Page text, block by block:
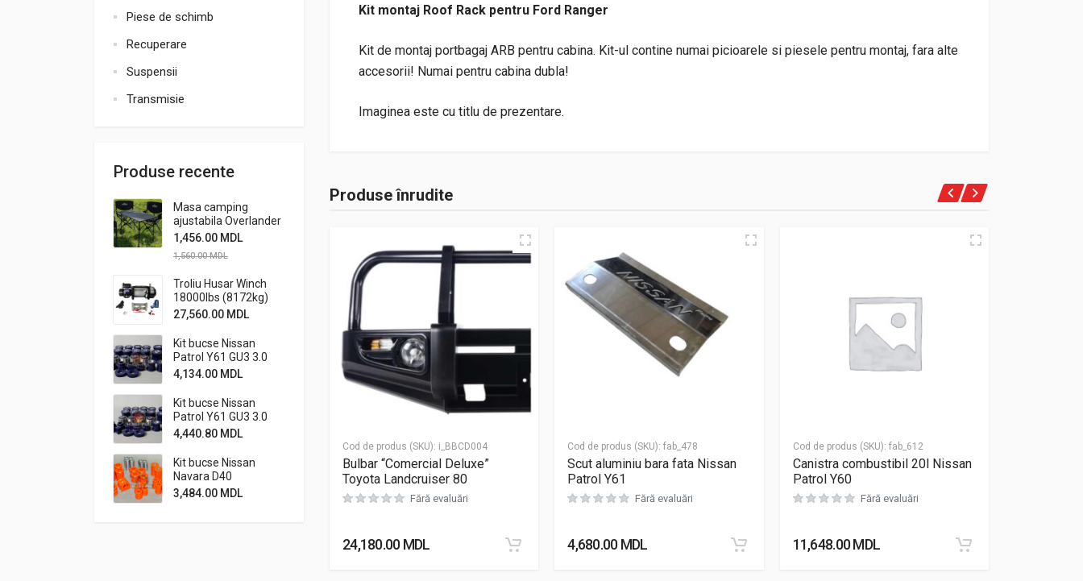
Piese de schimb
Recuperare
Suspensii
Transmisie
Produse recente
Masa camping
ajustabila Overlander
1,456.00 MDL
1,560.00MDL
Troliu Husar Winch
18000lbs (8172kg)
24V
27,560.00 MDL
Kit bucse Nissan
Patrol Y61 GU3 3.0
standard cu bucse
road
4,134.00 MDL
Kit bucse Nissan
Patrol Y61 GU3 3.0
standard cu bucse
metalice+stabiliz.
off-road
4,440.80 MDL
Kit bucse Nissan
Navara D40
3,484.00 MDL
Kit montaj Roof Rack pentru Ford Ranger
Kit de montaj portbagaj ARB pentru cabina. Kit-ul contine numai picioarele si piesele pentru montaj, fara alte
accesorii! Numai pentru cabina dubla!
Imaginea este cu titlu de prezentare.
Produse înrudite
Cod de produs (SKU): i_BBCD004
Bulbar “Comercial Deluxe”
Toyota Landcruiser 80
Fără evaluări
24,180.00MDL
Cod de produs (SKU):fab_478
Scut aluminiu bara fata Nissan
Patrol Y61
Fără evaluări
4,680.00MDL
Cod de produs (SKU): fab_612
Canistra combustibil 20l Nissan
Patrol Y60
Fără evaluări
11,648.00MDL